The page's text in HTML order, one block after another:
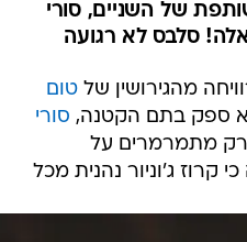
של השניים, סורי
סלבס לא רגועה
מהגירושין שלטום
ספק בתם הקטנה, סורי
רק מתמרמרים על
קרוז ג'וניור נהנית מכל